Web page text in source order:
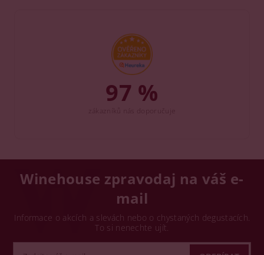
97 %
Winehouse zpravodaj na váš e-
mail
Informace o akcích a slevách nebo o chystaných degustacích.
To si nenechte ujít.